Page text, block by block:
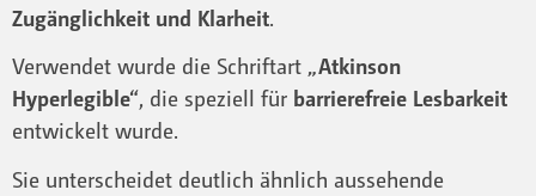
Zugänglichkeit und Klarheit.
Verwendet wurde die Schriftart „Atkinson
Hyperlegible“, die speziell für barrierefreie Lesbarkeit
entwickelt wurde.
Sie unterscheidet deutlich ähnlich aussehende